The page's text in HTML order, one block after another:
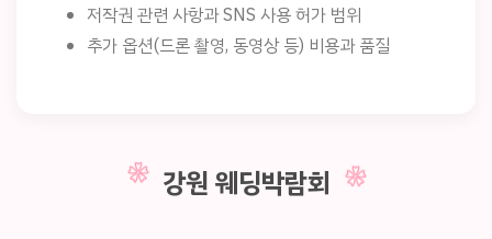
저작권 관련 사항과 SNS 사용 허가 범위
추가 옵션(드론 촬영, 동영상 등) 비용과 품질
강원 웨딩박람회